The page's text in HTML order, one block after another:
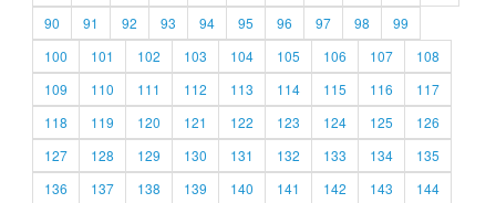
90
91 92 93 94 95 96 97 98
99
100
101 102 103 104 105 106 107
108
109
110 111 112 113 114 115 116
117
118
119 120 121 122 123 124 125
126
127
128 129 130 131 132 133 134
135
136
137 138 139 140 141 142 143
144